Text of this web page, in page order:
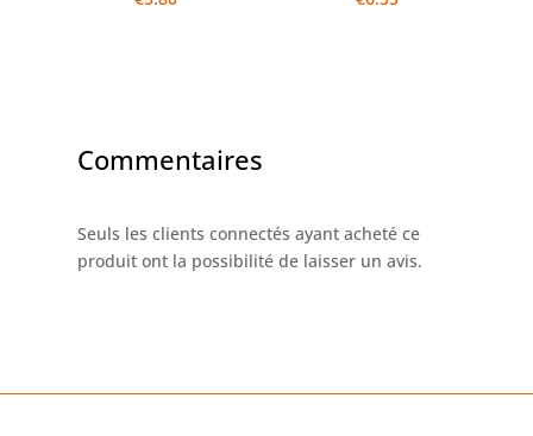
Commentaires
Seuls les clients connectés ayant acheté ce
produit ont la possibilité de laisser un avis.